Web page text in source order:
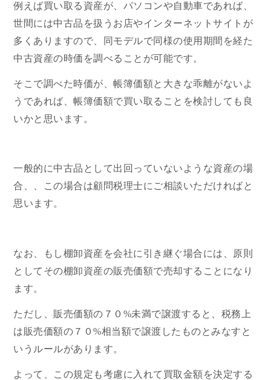
例えば買い取る資産が、パソコンや自動車であれば、
世間には中古品を扱うお店やインターネットサイトが
多くありますので、同モデルで同様の使用期間を経た
中古資産の時価を調べることが可能です。
そこで調べた時価が、帳簿価額と大きな乖離がないよ
うであれば、帳簿価額で買い取ることを検討しても良
いかと思います。
一般的に中古品として出回っていないような資産の場
合、、この場合は顧問税理士にご相談いただければと
思います。
なお、もし棚卸資産を会社に引き継ぐ場合には、原則
としてその棚卸資産の販売価額で売却することになり
ます。
ただし、販売価額の７０%未満で譲渡すると、税務上
は販売価額の７０%相当額で譲渡したものとみなすと
いうルールがあります。
よって、この規定も考慮に入れて買取金額を決定する